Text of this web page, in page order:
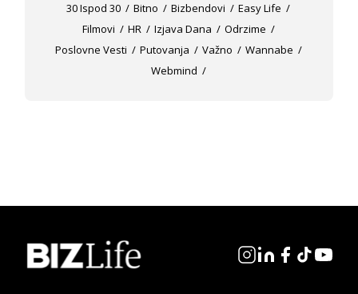
30 Ispod 30 Bitno Bizbendovi
Easy Life
Filmovi
HR Izjava Dana
Odrzime
Poslovne Vesti
Putovanja Važno
Wannabe
Webmind